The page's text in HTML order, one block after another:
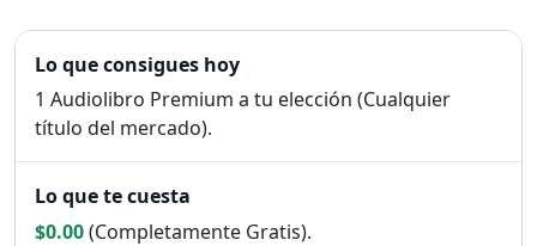
1 Audiolibro Premium a tu elección (Cualquier
título del mercado).
$0.00(Completamente Gratis).